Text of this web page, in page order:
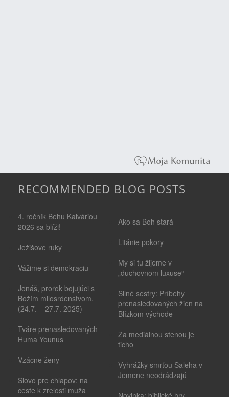
RECOMMENDED BLOG POSTS
4. ročník Behu Kalváriou
2026 sa blíži!
Ježišove ruky
Vážime si demokraciu
Jonáš, prorok bojujúci s
Božím milosrdenstvom.
(24.7. – 27.7. 2025)
Tváre prenasledovaných -
Huma Younus
Vzácne ženy
Slovo pre chlapov: na
ceste k zrelosti muža
Ako sa Boh stará
Litánie pokory
My si tu žijeme v
„duchovnom luxuse“
Silné sestry: Príbehy
prenasledovaných žien na
Blízkom východe
Za mediálnou stenou je
ticho
Vyhrážky smrťou Saleha v
Jemene neodrádzajú